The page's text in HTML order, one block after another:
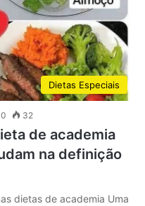
Dietas Especiais
0 32
de academia
na definição
dietas de academia Uma